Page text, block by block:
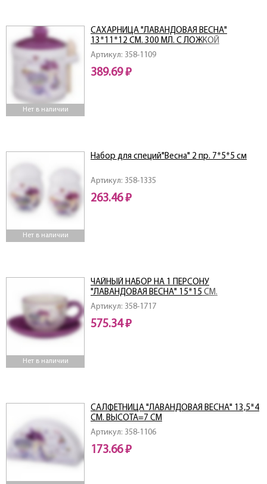
Нет в наличии
Артикул: 358-1109
САХАРНИЦА "ЛАВАНДОВАЯ ВЕСНА"
13*11*12 СМ. 300 МЛ. С ЛОЖКОЙ
389.69 ₽
Нет в наличии
Артикул: 358-1335
Набор для специй"Весна" 2 пр. 7*5*5 см
263.46 ₽
Нет в наличии
Артикул: 358-1717
ЧАЙНЫЙ НАБОР НА 1 ПЕРСОНУ
"ЛАВАНДОВАЯ ВЕСНА" 15*15 СМ.
ВЫСОТА=7 СМ. / 220 МЛ. (КОР=36НАБ.)
575.34 ₽
Артикул: 358-1106
САЛФЕТНИЦА "ЛАВАНДОВАЯ ВЕСНА" 13,5*4
СМ. ВЫСОТА=7 СМ
173.66 ₽